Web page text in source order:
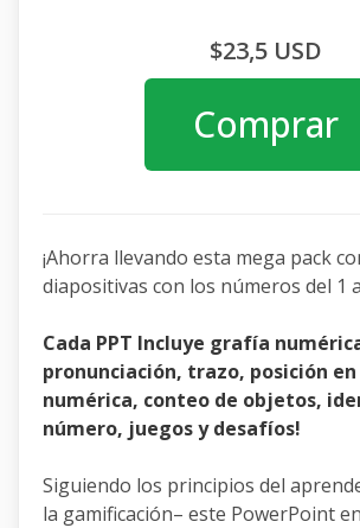
$23,5 USD
Comprar
¡Ahorra llevando esta mega pack
diapositivas con los números del 1
Cada PPT Incluye grafía
pronunciación, trazo, posición
numérica, conteo de objetos,
número, juegos y desafíos!
Siguiendo los principios del
la gamificación– este PowerPoint